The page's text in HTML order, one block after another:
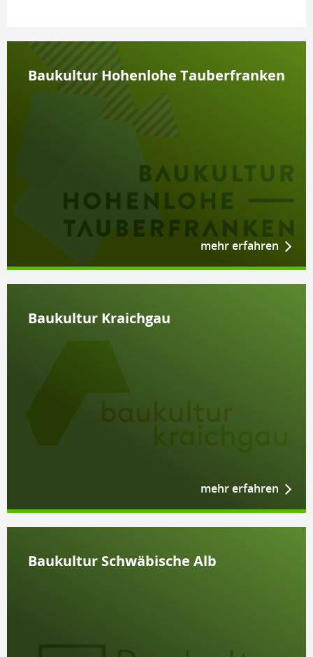
Bau­kul­tur Ho­hen­lo­he Tau­ber­fran­ken
mehr erfahren
Bau­kul­tur Kraich­gau
mehr erfahren
Bau­kul­tur Schwä­bi­sche Alb